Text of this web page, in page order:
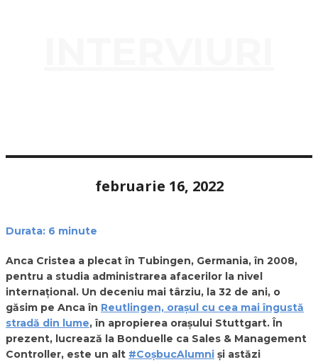
februarie 16, 2022
Durata: 6 minute
Anca Cristea a plecat în Tubingen, Germania, în 2008,
pentru a studia administrarea afacerilor la nivel
internațional. Un deceniu mai târziu, la 32 de ani, o
găsim pe Anca în Reutlingen, orașul cu cea mai îngustă
stradă din lume, în apropierea orașului Stuttgart. În
prezent, lucrează la Bonduelle ca Sales & Management
Controller, este un alt #CoșbucAlumni și astăzi